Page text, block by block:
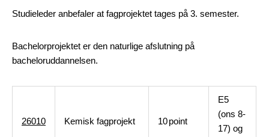
Studieleder anbefaler at fagprojektet tages på 3. semester.
Bachelorprojektet er den naturlige afslutning på
bacheloruddannelsen.
26010 Kemisk fagprojekt 10point
E5
(ons 8-
17) og